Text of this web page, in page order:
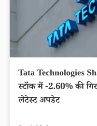
Tata Technologies
स्टॉक में -2.60% की
लेटेस्ट अपडेट